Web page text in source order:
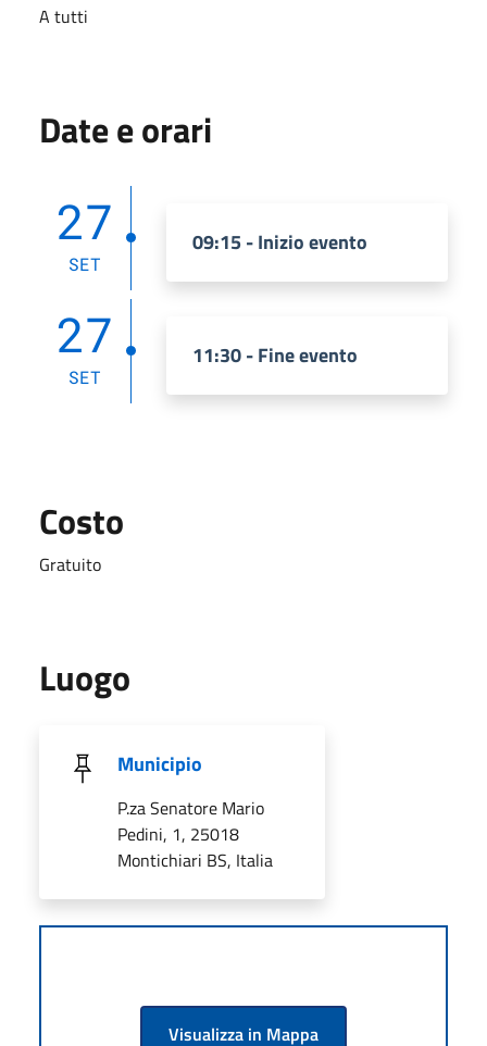
A tutti
Date e orari
27
SET
09:15 - Inizio evento
27
SET
11:30 - Fine evento
Costo
Gratuito
Luogo
Municipio
P.za Senatore Mario
Pedini, 1, 25018
Montichiari BS, Italia
Visualizza in Mappa